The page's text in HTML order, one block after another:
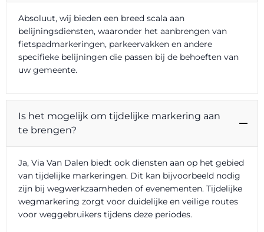
Absoluut, wij bieden een breed scala aan
belijningsdiensten, waaronder het aanbrengen van
fietspadmarkeringen, parkeervakken en andere
specifieke belijningen die passen bij de behoeften van
uw gemeente.
Is het mogelijk om tijdelijke markering aan
te brengen?
Ja, Via Van Dalen biedt ook diensten aan op het gebied
van tijdelijke markeringen. Dit kan bijvoorbeeld nodig
zijn bij wegwerkzaamheden of evenementen. Tijdelijke
wegmarkering zorgt voor duidelijke en veilige routes
voor weggebruikers tijdens deze periodes.